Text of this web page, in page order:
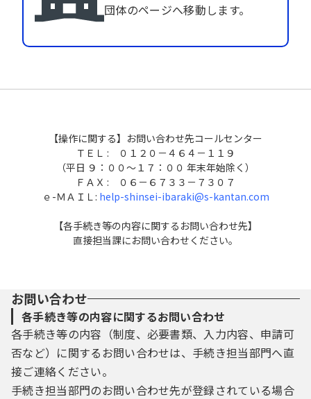
団体のページへ移動します。
【操作に関する】お問い合わせ先コールセンター
ＴＥＬ : ０１２０－４６４－１１９
（平日 ９：００～１７：００ 年末年始除く）
ＦＡＸ : ０６－６７３３－７３０７
ｅ-ＭＡＩＬ: help-shinsei-ibaraki@s-kantan.com
【各手続き等の内容に関するお問い合わせ先】
直接担当課にお問い合わせください。
お問い合わせ
各手続き等の内容に関するお問い合わせ
各手続き等の内容（制度、必要書類、入力内容、申請可
否など）に関するお問い合わせは、手続き担当部門へ直
接ご連絡ください。
手続き担当部門のお問い合わせ先が登録されている場合